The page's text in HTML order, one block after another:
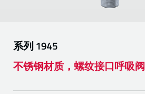
系列1945
不锈钢材质，螺纹接口呼吸阀